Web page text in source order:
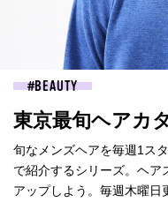
BEAUTY
東京最旬ヘアカ
旬なメンズヘアを毎週1ス
で紹介するシリーズ。ヘア
アップしよう。毎週木曜日